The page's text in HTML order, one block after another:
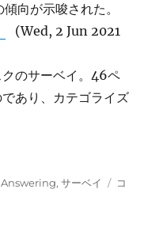
向が示唆された。
(Wed, 2 Jun 2021
のサーベイ。46ペ
あり、カテゴライズ
,サーベイ
会
コ